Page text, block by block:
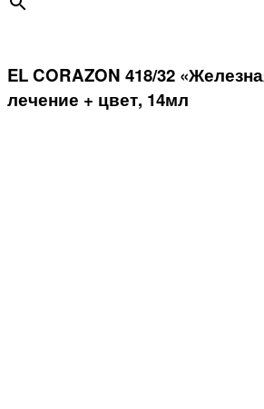
EL CORAZON 418/32
лечение + цвет, 14мл